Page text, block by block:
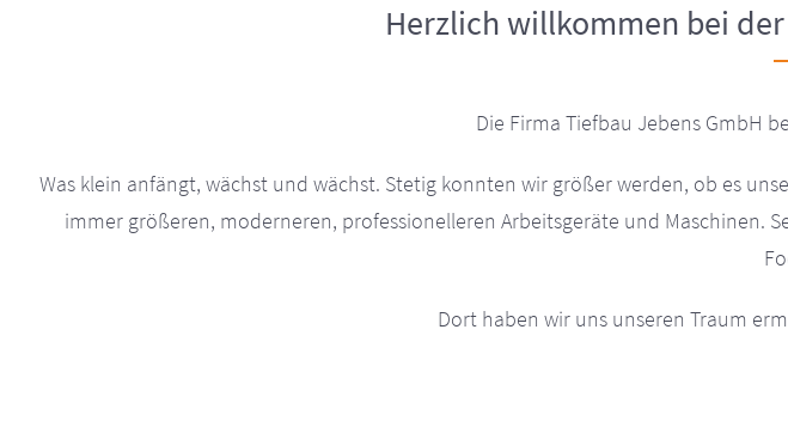
Herzlich willkommen bei
Die Firma Tiefbau Jebens GmbH
Was klein anfängt, wächst und wächst. Stetig konnten wir größer werden, ob es
immer größeren, moderneren, professionelleren Arbeitsgeräte und Maschinen.
Dort haben wir uns unseren Traum